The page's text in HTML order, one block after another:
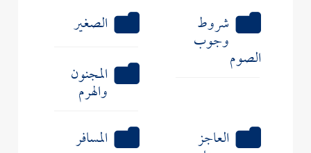
شروط
وجوب
الصوم
الصغير
المجنون
والهرم
العاجز
المسافر